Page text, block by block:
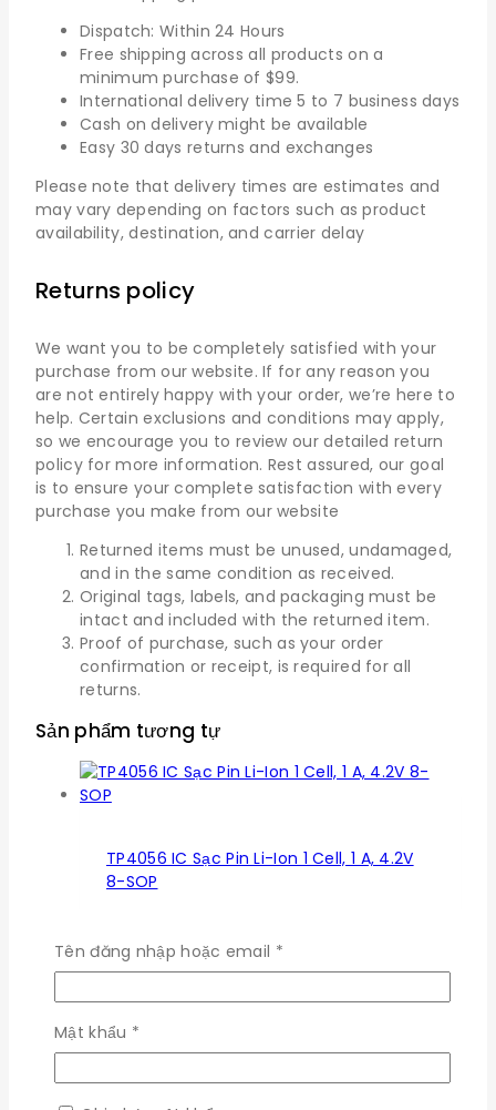
Dispatch: Within 24 Hours
Free shipping across all products on a
minimum purchase of $99.
International delivery time 5 to 7 business days
Cash on delivery might be available
Easy 30 days returns and exchanges
Please note that delivery times are estimates and
may vary depending on factors such as product
availability, destination, and carrier delay
Returns policy
We want you to be completely satisfied with your
purchase from our website. If for any reason you
are not entirely happy with your order, we’re here to
help. Certain exclusions and conditions may apply,
so we encourage you to review our detailed return
policy for more information. Rest assured, our goal
is to ensure your complete satisfaction with every
purchase you make from our website
Returned items must be unused, undamaged,
and in the same condition as received.
Original tags, labels, and packaging must be
intact and included with the returned item.
Proof of purchase, such as your order
confirmation or receipt, is required for all
returns.
Sản phẩm tương tự
TP4056 IC Sạc Pin Li-Ion 1 Cell, 1 A, 4.2V
8-SOP
5.500₫
Tên đăng nhập hoặc email *Bắt
buộc
Mật khẩu *
buộc